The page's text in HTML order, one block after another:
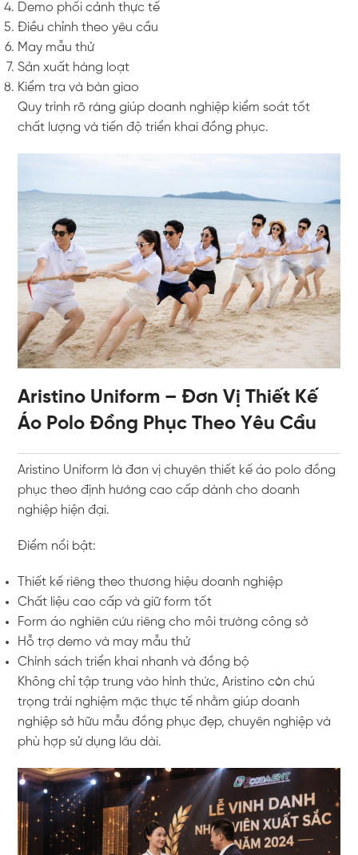
Demo phối cảnh thực tế
Điều chỉnh theo yêu cầu
May mẫu thử
Sản xuất hàng loạt
Kiểm tra và bàn giao
Quy trình rõ ràng giúp doanh nghiệp kiểm soát tốt
chất lượng và tiến độ triển khai đồng phục.
Aristino Uniform – Đơn Vị Thiết Kế
Áo Polo Đồng Phục Theo Yêu Cầu
Aristino Uniform là đơn vị chuyên thiết kế áo polo đồng
phục theo định hướng cao cấp dành cho doanh
nghiệp hiện đại.
Điểm nổi bật:
Thiết kế riêng theo thương hiệu doanh nghiệp
Chất liệu cao cấp và giữ form tốt
Form áo nghiên cứu riêng cho môi trường công sở
Hỗ trợ demo và may mẫu thử
Chính sách triển khai nhanh và đồng bộ
Không chỉ tập trung vào hình thức, Aristino còn chú
trọng trải nghiệm mặc thực tế nhằm giúp doanh
nghiệp sở hữu mẫu đồng phục đẹp, chuyên nghiệp và
phù hợp sử dụng lâu dài.